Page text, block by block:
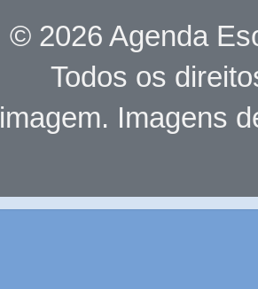
© 2026 Agenda
Todos os
imagem. Imagens